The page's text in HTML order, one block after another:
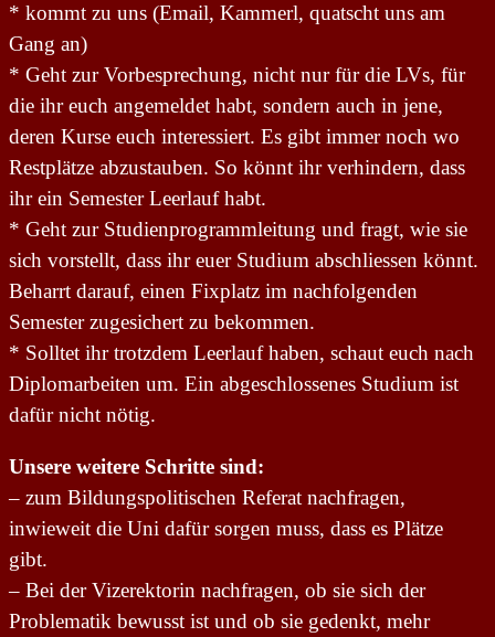
* kommt zu uns (Email, Kammerl, quatscht uns am
Gang an)
* Geht zur Vorbesprechung, nicht nur für die LVs, für
die ihr euch angemeldet habt, sondern auch in jene,
deren Kurse euch interessiert. Es gibt immer noch wo
Restplätze abzustauben. So könnt ihr verhindern, dass
ihr ein Semester Leerlauf habt.
* Geht zur Studienprogrammleitung und fragt, wie sie
sich vorstellt, dass ihr euer Studium abschliessen könnt.
Beharrt darauf, einen Fixplatz im nachfolgenden
Semester zugesichert zu bekommen.
* Solltet ihr trotzdem Leerlauf haben, schaut euch nach
Diplomarbeiten um. Ein abgeschlossenes Studium ist
dafür nicht nötig.
Unsere weitere Schritte sind:
– zum Bildungspolitischen Referat nachfragen,
inwieweit die Uni dafür sorgen muss, dass es Plätze
gibt.
– Bei der Vizerektorin nachfragen, ob sie sich der
Problematik bewusst ist und ob sie gedenkt, mehr